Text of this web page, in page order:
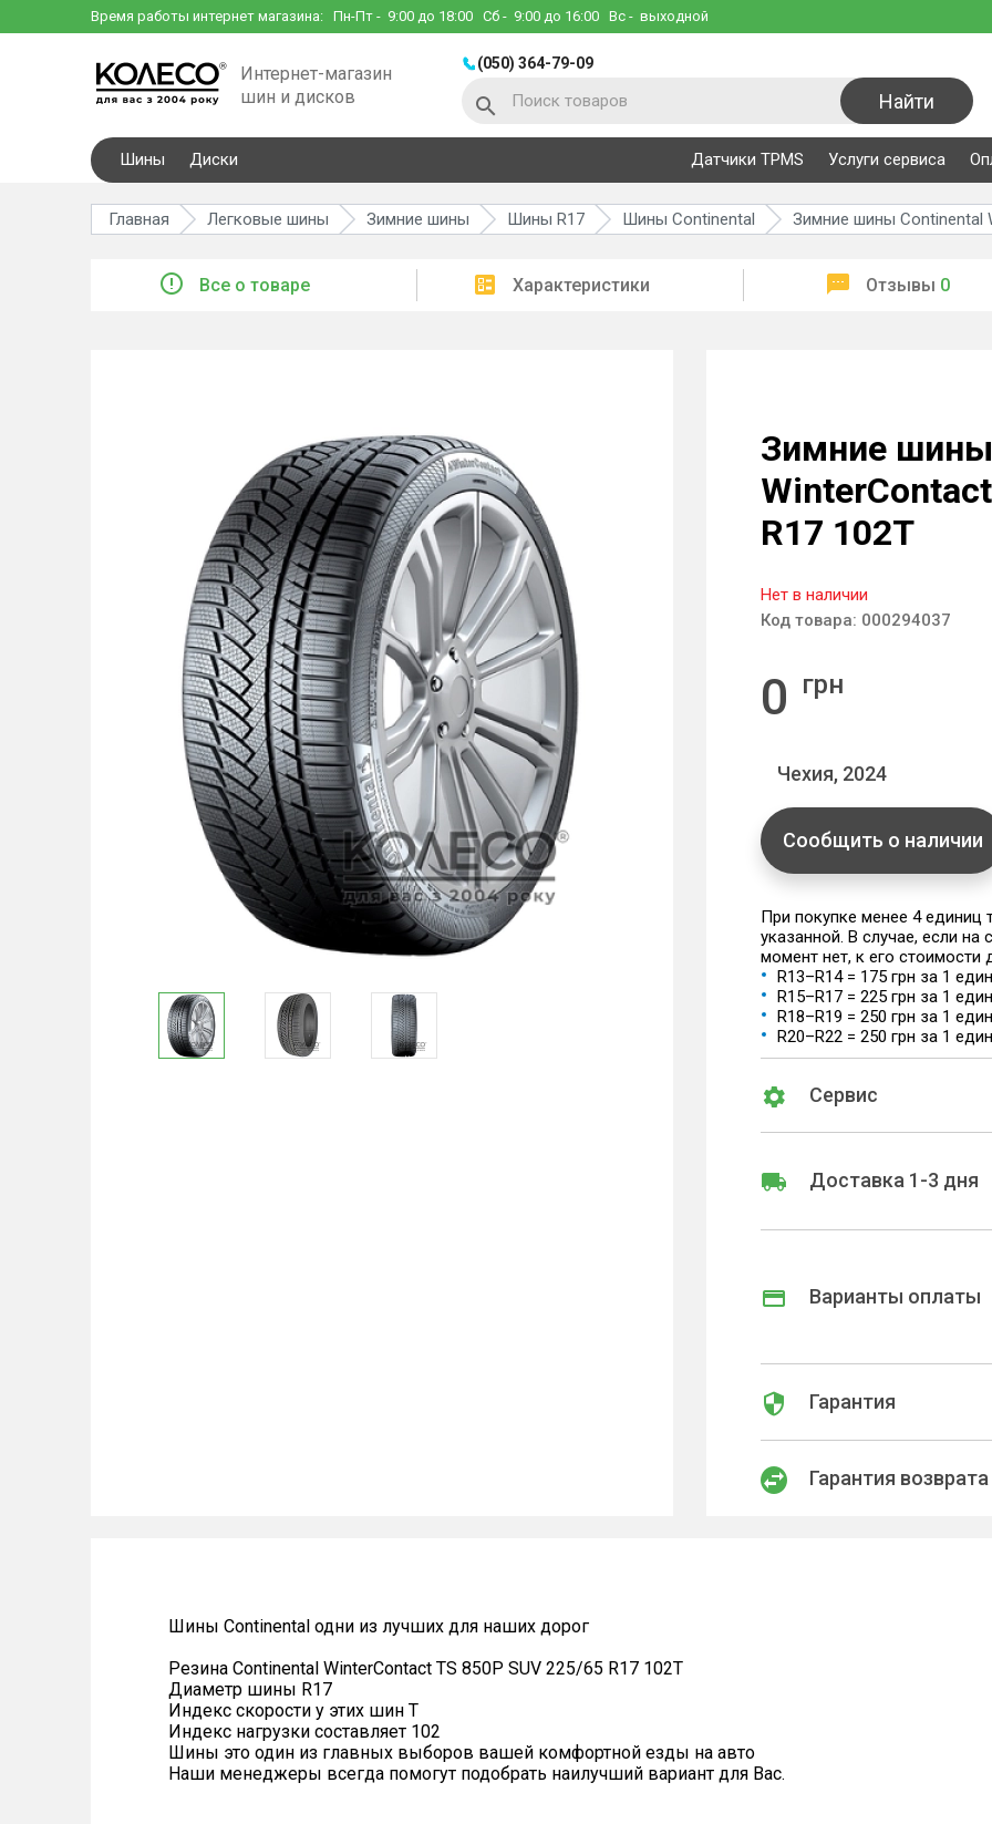
Время работы интернет магазина: Пн-Пт - 9:00 до 18:00 Сб - 9:00 до 16:00 Вс - выходной
Интернет-магазин
шин и дисков
(050) 364-79-09
Найти
Шины Диски Датчики TPMS Услуги сервиса
Главная Легковые шины Зимние шины Шины R17 Шины Continental Зимние шины Continental
Все о товаре Характеристики Отзывы 0
Зимние
R17 102T
Нет в наличии
Код товара: 000294037
0 грн
Чехия, 2024
Сообщить о наличии
При покупке менее 4
указанной. В случае, если
момент нет, к его стоимости
R13–R14 = 175 грн за 1
R15–R17 = 225 грн за 1
R18–R19 = 250 грн за 1
R20–R22 = 250 грн за 1
Сервис
Доставка 1-3 дня
Варианты оплаты
Гарантия
Гарантия возврата
Шины Continental одни из лучших для наших дорог
Резина Continental WinterContact TS 850P SUV 225/65 R17 102T
Диаметр шины R17
Индекс скорости у этих шин T
Индекс нагрузки составляет 102
Шины это один из главных выборов вашей комфортной езды на авто
Наши менеджеры всегда помогут подобрать наилучший вариант для Вас.